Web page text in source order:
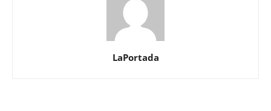
LaPortada